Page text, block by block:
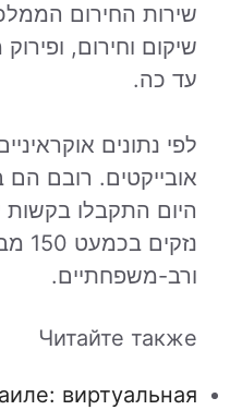
שירות החירום
שיקום וחירום,
עד כה.
אובייקטים. רובם
היום התקבלו בקשות
ורב-משפחתיים.
Читайте также
виртуальная